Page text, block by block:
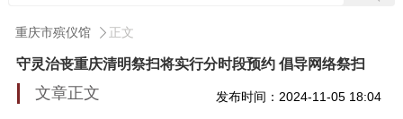
重庆市殡仪馆 正文
守灵治丧重庆清明祭扫将实行分时段预约 倡导网络祭扫
文章正文 发布时间：2024-11-05 18:04